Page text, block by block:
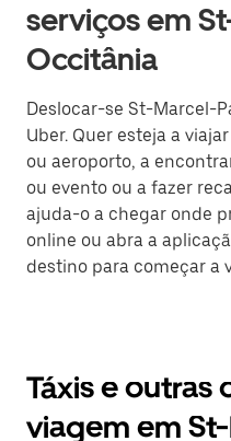
serviços em
Occitânia
Deslocar-se St-Marcel-
Uber. Quer esteja a
ou aeroporto, a
ou evento ou a fazer
ajuda-o a chegar onde
online ou abra a
destino para começar a
Táxis e outras
viagem em